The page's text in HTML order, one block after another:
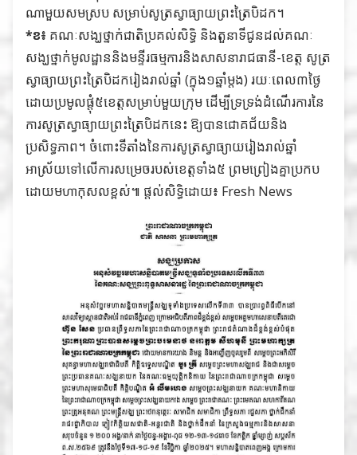
ណាមួយសមស្រប សម្រាប់សូត្រស្វាធ្យាយព្រះត្រៃបិដក។
*ខ៖ គណៈសង្ឃថ្នាក់ជាតិប្រគល់សិទ្ធិ និងតួនាទីជូនដល់គណៈ
សង្ឃថ្នាក់មូលដ្ឋាននិងមន្ទីរធម្មការនិងសាសនារាជធានី-ខេត្ត សូត្រ
ស្វាធ្យាយព្រះត្រៃបិដករៀងរាល់ឆ្នាំ (ក្នុង១ឆ្នាំម្តង) រយៈពេល៣ថ្ងៃ
ដោយប្រមូលផ្តុំ៥ខេត្តសម្រាប់មួយក្រុម ដើម្បីទ្រទ្រង់ដំណើរការនៃ
ការសូត្រស្វាធ្យាយព្រះត្រៃបិដកនេះ ឱ្យបានជោគជ័យនិង
ប្រសិទ្ធភាព។ ចំពោះទីតាំងនៃការសូត្រស្វាធ្យាយរៀងរាល់ឆ្នាំ
អាស្រ័យទៅលើការសម្រេចរបស់ខេត្តទាំង៥ ព្រមព្រៀងគ្នាប្រកប
ដោយមហាកុសលខ្ពស់៕ ផ្ដល់សិទ្ធិដោយ៖ Fresh News